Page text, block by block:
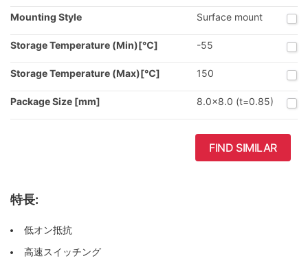
Mounting Style Surface mount
Storage Temperature (Min)[℃] -55
Storage Temperature (Max)[℃] 150
Package Size [mm] 8.0x8.0 (t=0.85)
FIND SIMILAR
特長:
低オン抵抗
高速スイッチング